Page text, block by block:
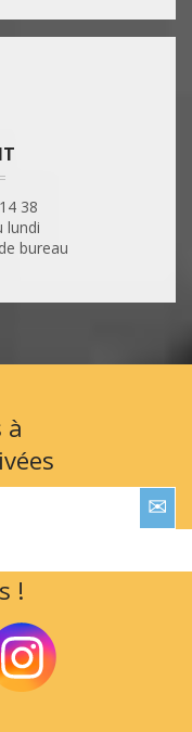
38
lundi
bureau
à
!